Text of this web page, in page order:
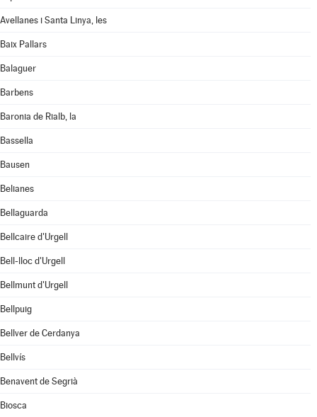
Avellanes i Santa Linya, les
Baix Pallars
Balaguer
Barbens
Baronia de Rialb, la
Bassella
Bausen
Belianes
Bellaguarda
Bellcaire d'Urgell
Bell-lloc d'Urgell
Bellmunt d'Urgell
Bellpuig
Bellver de Cerdanya
Bellvís
Benavent de Segrià
Biosca